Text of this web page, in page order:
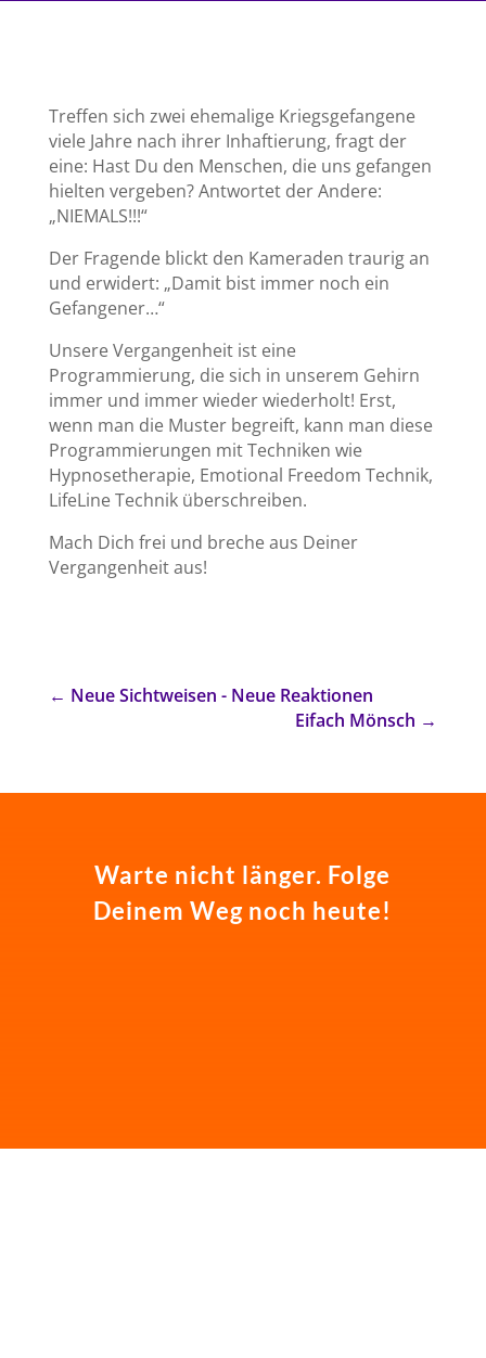
Treffen sich zwei ehemalige Kriegsgefangene
viele Jahre nach ihrer Inhaftierung, fragt der
eine: Hast Du den Menschen, die uns gefangen
hielten vergeben? Antwortet der Andere:
„NIEMALS!!!“
Der Fragende blickt den Kameraden traurig an
und erwidert: „Damit bist immer noch ein
Gefangener…“
Unsere Vergangenheit ist eine
Programmierung, die sich in unserem Gehirn
immer und immer wieder wiederholt! Erst,
wenn man die Muster begreift, kann man diese
Programmierungen mit Techniken wie
Hypnosetherapie, Emotional Freedom Technik,
LifeLine Technik überschreiben.
Mach Dich frei und breche aus Deiner
Vergangenheit aus!
← Neue Sichtweisen - Neue Reaktionen
Eifach Mönsch →
Warte nicht länger. Folge
Deinem Weg noch heute!